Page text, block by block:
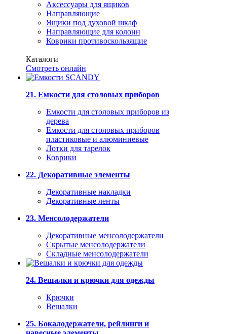
Аксессуары для ящиков
Направляющие
Ящики под духовой шкаф
Направляющие для колонн
Коврики противоскользящие
Каталоги
Смотреть онлайн
21. Емкости для столовых приборов
Емкости для столовых приборов из
дерева
Емкости для столовых приборов
пластиковые и алюминиевые
Лотки для тарелок
Коврики
22. Декоративные элементы
Декоративные накладки
Декоративные ленты
23. Менсолодержатели
Декоративные менсолодержатели
Скрытые менсолодержатели
Складные менсолодержатели
24. Вешалки и крючки для одежды
Крючки
Вешалки
25. Бокалодержатели, рейлинги и